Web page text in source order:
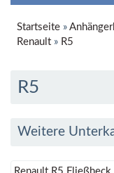
Startseite »
Renault » R5
R5
Weitere